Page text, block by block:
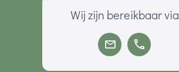
Wij zijn bereikbaar via